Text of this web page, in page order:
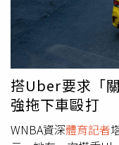
https://
https://
體育記者 ）
攝廣告。他還幽默
只是「開個玩笑」
媒體環境下，人們
廣告或品牌合作。
（Amazon）的「
該活動宣傳，不過這
傳。原本各界對上述
他即將在12月滿41
搭Uber要求「
強拖下車毆打
WNBA資深體育記者